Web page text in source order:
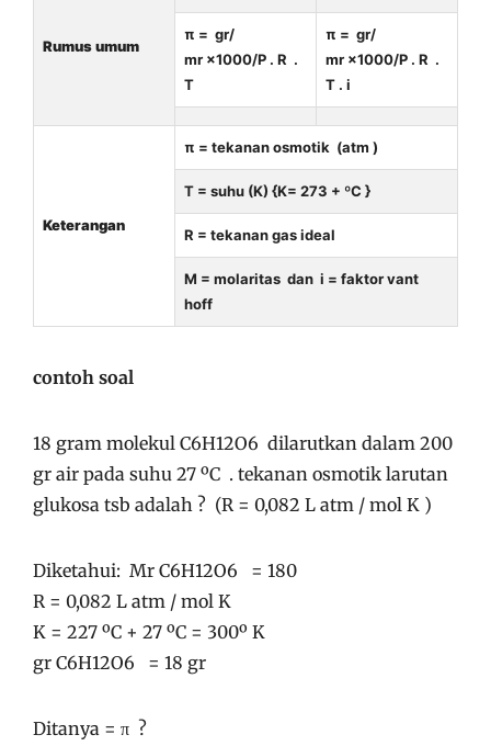
Rumus umum
π = gr/
mr ×1000/P . R .
T
π = gr/
mr ×1000/P . R .
T . i
Keterangan
π = tekanan osmotik (atm )
T = suhu (K) {K= 273 + ºC }
R = tekanan gas ideal
M = molaritas dan i = faktor vant
hoff
contoh soal
18 gram molekul C6H12O6 dilarutkan dalam 200
gr air pada suhu 27 ºC . tekanan osmotik larutan
glukosa tsb adalah ? (R = 0,082 L atm / mol K )
Diketahui: Mr C6H12O6 = 180
R = 0,082 L atm / mol K
K = 227 ºC + 27 ºC = 300º K
gr C6H12O6 = 18 gr
Ditanya = π ?